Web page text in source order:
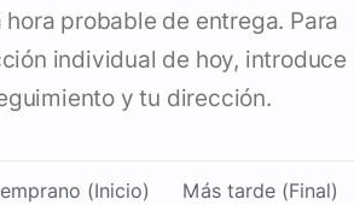
probable de entrega. Para
individual de hoy, introduce
y tu dirección.
(Inicio) Más tarde (Final)